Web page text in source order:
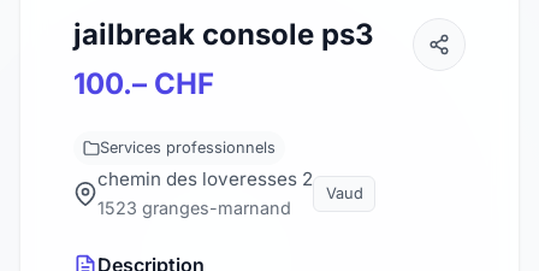
jailbreak console ps3
100.– CHF
Services professionnels
chemin des loveresses 2
1523 granges-marnand
Vaud
Description